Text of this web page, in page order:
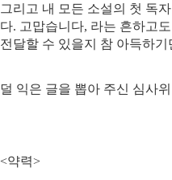
그리고 내 모든 소설의 첫 독
다. 고맙습니다, 라는 흔하고
전달할 수 있을지 참 아득하기
덜 익은 글을 뽑아 주신 심사
<약력>